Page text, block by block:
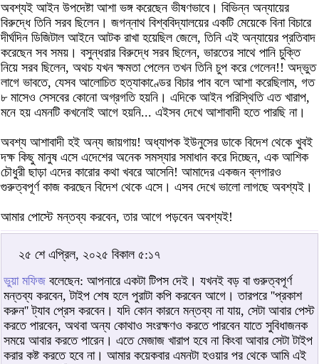
অবশ্যই আইন উপদেষ্টা আশা ভঙ্গ করেছেন ভীষণভাবে। বিভিন্ন অন্যায়ের
বিরুদ্ধে তিনি সরব ছিলেন। জগন্নাথ বিশ্ববিদ্যালয়ের একটি মেয়েকে বিনা বিচারে
দীর্ঘদিন ডিজিটাল আইনে আটক রাখা হয়েছিল জেলে, তিনি এই অন্যায়ের প্রতিবাদ
করেছেন সব সময়। বসুন্ধরার বিরুদ্ধে সরব ছিলেন, ভারতের সাথে পানি চুক্তি
নিয়ে সরব ছিলেন, অথচ যখন ক্ষমতা পেলেন তখন তিনি চুপ করে গেলেন!! অদ্ভুত
লাগে ভাবতে, যেসব আলোচিত হত্যাকাণ্ডের বিচার পাব বলে আশা করেছিলাম, গত
৮ মাসেও সেসবের কোনো অগ্রগতি হয়নি। এদিকে আইন পরিস্থিতি এত খারাপ,
মনে হয় এমনটি কখনোই আগে হয়নি... এইসব দেখে আশাবাদী হতে পারছি না।
অবশ্য আশাবাদী হই অন্য জায়গায়! অধ্যাপক ইউনুসের ডাকে বিদেশ থেকে খুবই
দক্ষ কিছু মানুষ এসে এদেশের অনেক সমস্যার সমাধান করে দিচ্ছেন, এক আশিক
চৌধুরী ছাড়া এদের কারোর কথা খবরে আসেনি! আমাদের একজন ব্লগারও
গুরুত্বপূর্ণ কাজ করছেন বিদেশ থেকে এসে। এসব দেখে ভালো লাগছে অবশ্যই।
আমার পোস্টে মন্তব্য করবেন, তার আগে পড়বেন অবশ্যই!
২৫ শে এপ্রিল, ২০২৫ বিকাল ৫:১৭
ভুয়া মফিজ বলেছেন: আপনারে একটা টিপস দেই। যখনই বড় বা গুরুত্বপূর্ণ
মন্তব্য করবেন, টাইপ শেষ হলে পুরাটা কপি করবেন আগে। তারপরে ''প্রকাশ
করুন'' ট্যাব প্রেস করবেন। যদি কোন কারনে মন্তব্য না যায়, সেটা আবার পেস্ট
করতে পারবেন, অথবা অন্য কোথাও সংরক্ষণও করতে পারবেন যাতে সুবিধাজনক
সময়ে আবার করতে পারেন। এতে মেজাজ খারাপ হবে না কিংবা আবার সেটা টাইপ
করার কষ্ট করতে হবে না। আমার কয়েকবার এমনটা হওয়ার পর থেকে আমি এই